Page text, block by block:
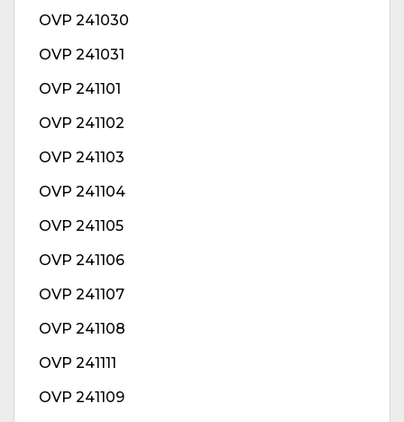
OVP 241030
OVP 241031
OVP 241101
OVP 241102
OVP 241103
OVP 241104
OVP 241105
OVP 241106
OVP 241107
OVP 241108
OVP 241111
OVP 241109